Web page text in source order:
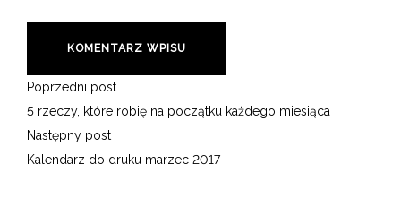
Poprzedni post
5 rzeczy, które robię na początku każdego miesiąca
Następny post
Kalendarz do druku marzec 2017